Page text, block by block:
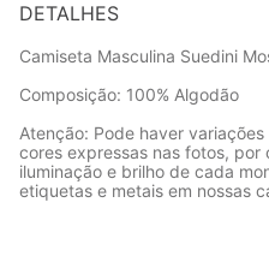
DETALHES
Camiseta Masculina Suedini
Composição: 100% Algodão
Atenção: Pode haver
cores expressas nas fotos,
iluminação e brilho de cada
etiquetas e metais em nossas